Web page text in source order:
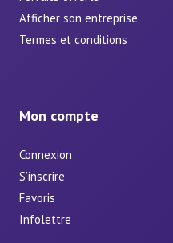
Afficher son entreprise
Termes et conditions
Mon compte
Connexion
S’inscrire
Favoris
Infolettre